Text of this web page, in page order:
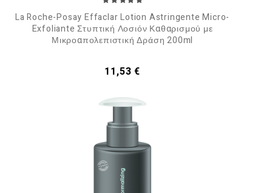
La Roche-Posay Effaclar Lotion Astringente Micro-
Exfoliante Στυπτική Λοσιόν Καθαρισμού με
Μικροαπολεπιστική Δράση 200ml
Τιμή
11,53 €